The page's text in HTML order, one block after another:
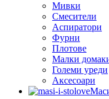
Мивки
Смесители
Аспиратори
Фурни
Плотове
Малки
Големи уреди
Аксесоари